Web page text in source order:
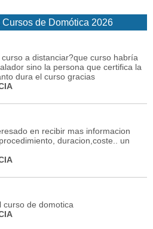
de Domótica 2026
a distanciar?que curso habría
sino la persona que certifica la
dura el curso gracias
en recibir mas informacion
duracion,coste.. un
curso de domotica